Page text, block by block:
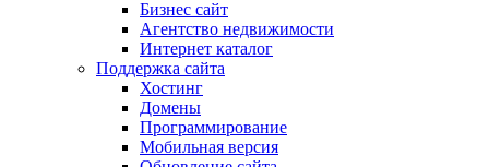
Бизнес сайт
Агентство недвижимости
Интернет каталог
Поддержка сайта
Хостинг
Домены
Программирование
Мобильная версия